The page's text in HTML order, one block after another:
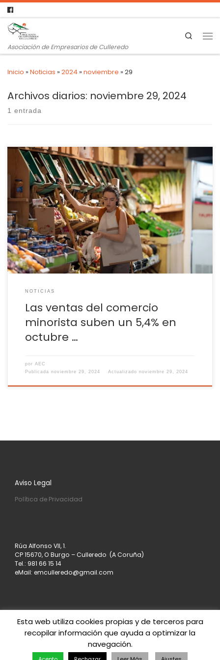
Asociación de Empresarios de Culleredo
Search
Inicio »Noticias »2024 »noviembre »29
Archivos diarios: noviembre 29, 2024
1 entrada
El empleo también mejora casi un 2% con respecto al mismo
mes del año pasado, encadenando 43 meses consecutivos
de ascensos, según el INE Octubre ha sido un buen mes para
el comercio minorista, pues sus ventas se han disparado un
5,4% en comparación con el mismo mes de 2023, […]
NOTICIAS
Las ventas del comercio
minorista suben un 5,4% en
octubre …
por AEC
Publicada noviembre 29, 2024 Actualizado noviembre 29, 2024
Aviso Legal
Política de Privacidad
Rúa Alfonso VII, 1.
CP 15670, O Burgo – Culleredo (A Coruña)
Tel.: 981 66 15 14
eMail: emculleredo@gmail.com
© 2026Asociación de Empresarios de Culleredo
Todos los derechos reservados
Esta web utiliza cookies propias y de terceros para
recopilar información que ayuda a optimizar la
navegación.